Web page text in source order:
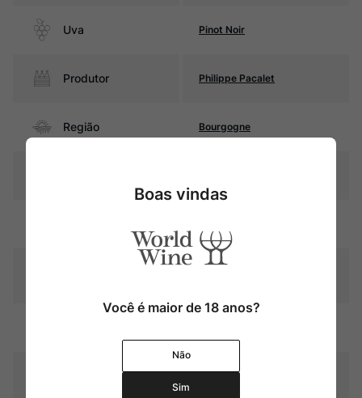
Uva Pinot Noir
Produtor Philippe Pacalet
Região Bourgogne
violáceos
Graduação Alcóoli
Temperatura 15ºC – 17ºC
Boas vindas
Você é maior de 18 anos?
Não
Sim